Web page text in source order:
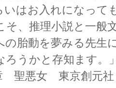
いはお入れになって
そ、推理小説と一般
の胎動を夢みる先生
ろうかと存知ます。
聖悪女 東京創元